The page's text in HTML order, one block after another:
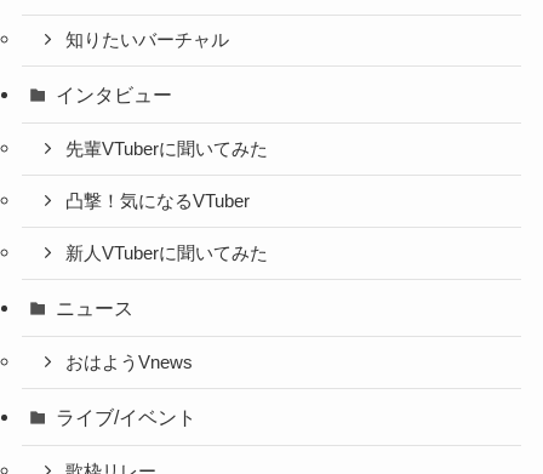
知りたいバーチャル
インタビュー
先輩VTuberに聞いてみた
凸撃！気になるVTuber
新人VTuberに聞いてみた
ニュース
おはようVnews
ライブ/イベント